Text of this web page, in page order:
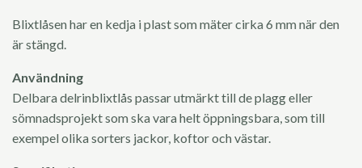
Blixtlåsen har en kedja i plast som mäter cirka 6 mm när den
är stängd.
Användning
Delbara delrinblixtlås passar utmärkt till de plagg eller
sömnadsprojekt som ska vara helt öppningsbara, som till
exempel olika sorters jackor, koftor och västar.